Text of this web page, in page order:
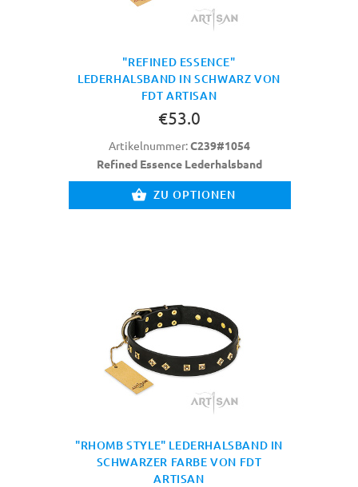
"REFINED ESSENCE"
LEDERHALSBAND IN SCHWARZ VON
FDT ARTISAN
€53.0
Artikelnummer:C239#1054
Refined Essence Lederhalsband
ZU OPTIONEN
"RHOMB STYLE" LEDERHALSBAND IN
SCHWARZER FARBE VON FDT
ARTISAN